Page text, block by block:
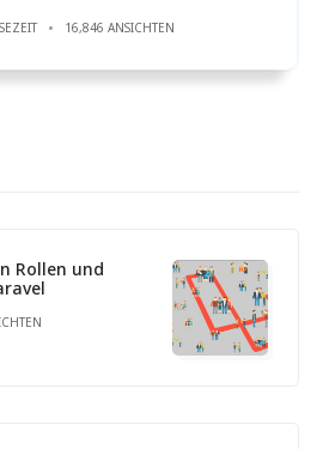
16,846 ANSICHTEN
Rollen und